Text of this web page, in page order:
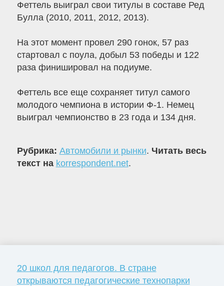
Феттель выиграл свои титулы в составе Ред
Булла (2010, 2011, 2012, 2013).
На этот момент провел 290 гонок, 57 раз
стартовал с поула, добыл 53 победы и 122
раза финишировал на подиуме.
Феттель все еще сохраняет титул самого
молодого чемпиона в истории Ф-1. Немец
выиграл чемпионство в 23 года и 134 дня.
Рубрика: Автомобили и рынки. Читать весь
текст на korrespondent.net.
20 школ для педагогов. В стране
открываются педагогические технопарки